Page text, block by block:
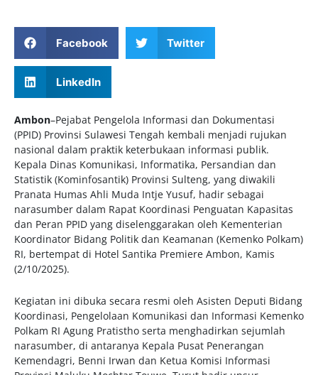
Facebook Twitter
LinkedIn
Ambon–Pejabat Pengelola Informasi dan Dokumentasi
(PPID) Provinsi Sulawesi Tengah kembali menjadi rujukan
nasional dalam praktik keterbukaan informasi publik.
Kepala Dinas Komunikasi, Informatika, Persandian dan
Statistik (Kominfosantik) Provinsi Sulteng, yang diwakili
Pranata Humas Ahli Muda Intje Yusuf, hadir sebagai
narasumber dalam Rapat Koordinasi Penguatan Kapasitas
dan Peran PPID yang diselenggarakan oleh Kementerian
Koordinator Bidang Politik dan Keamanan (Kemenko Polkam)
RI, bertempat di Hotel Santika Premiere Ambon, Kamis
(2/10/2025).
Kegiatan ini dibuka secara resmi oleh Asisten Deputi Bidang
Koordinasi, Pengelolaan Komunikasi dan Informasi Kemenko
Polkam RI Agung Pratistho serta menghadirkan sejumlah
narasumber, di antaranya Kepala Pusat Penerangan
Kemendagri, Benni Irwan dan Ketua Komisi Informasi